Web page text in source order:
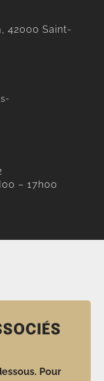
42000 Saint-
– 17h00
Pour